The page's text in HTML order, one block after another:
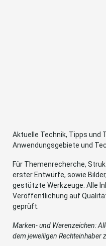
Aktuelle Technik, Tipps und
Anwendungsgebiete und
Für Themenrecherche,
erster Entwürfe, sowie
gestützte Werkzeuge. Alle
Veröffentlichung auf
geprüft.
Marken- und Warenzeichen:
dem jeweiligen Rechteinhaber